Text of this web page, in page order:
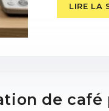
LIRE LA
de